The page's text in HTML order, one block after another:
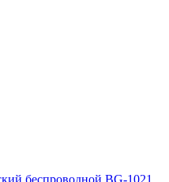
беспроводной BG-1021